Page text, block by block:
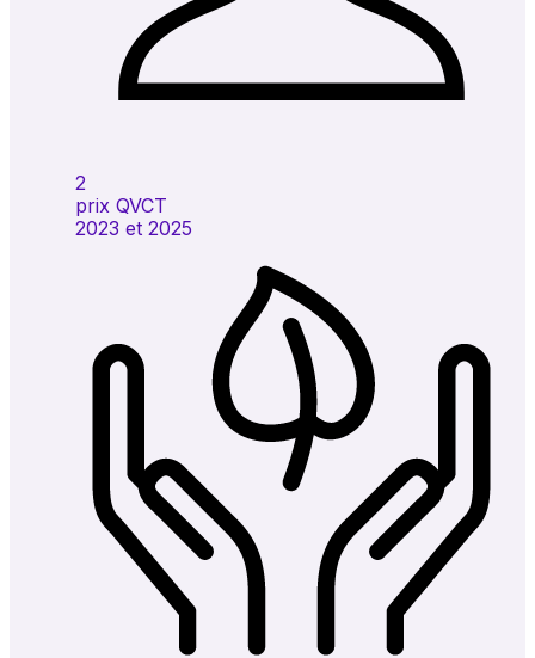
2
prix QVCT
2023 et 2025